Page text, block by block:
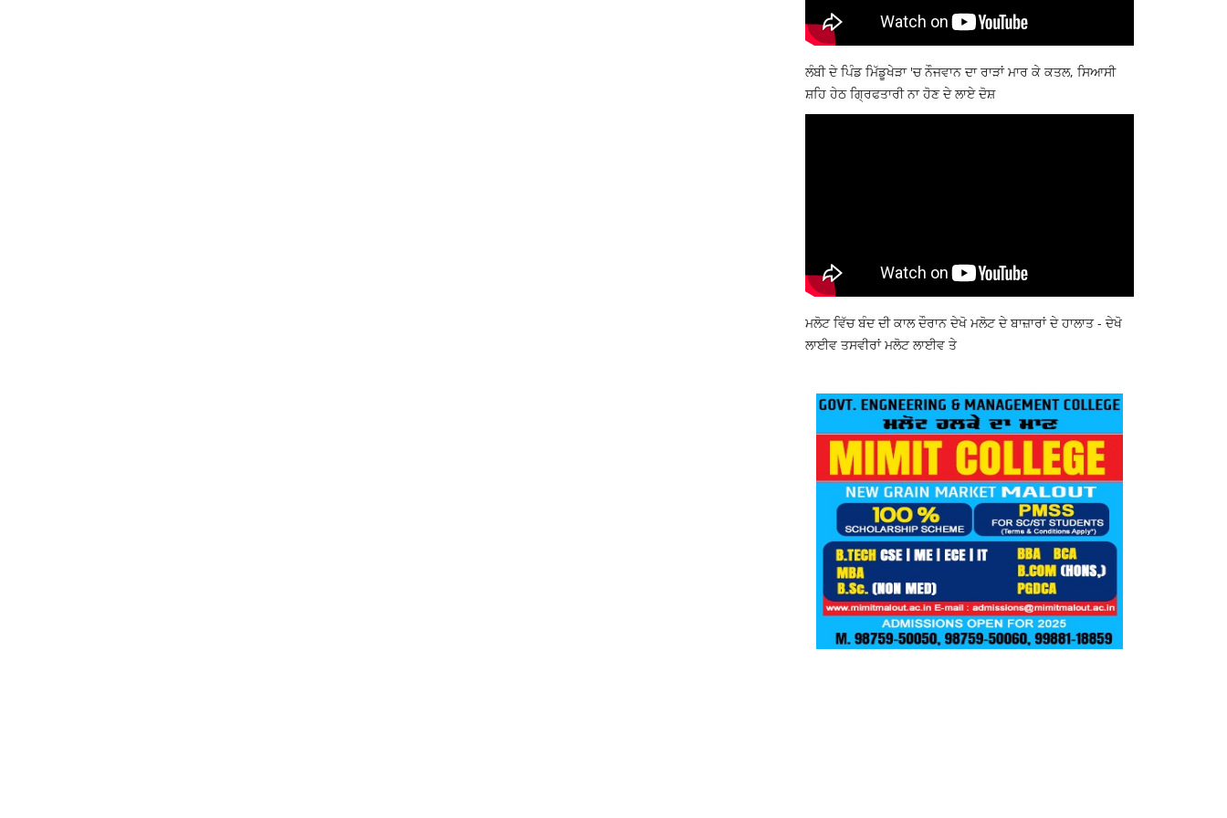
ਲੰਬੀ ਦੇ ਪਿੰਡ ਮਿੱਡੂਖੇੜਾ 'ਚ ਨੌਜਵਾਨ ਦਾ ਰਾੜਾਂ ਮਾਰ ਕੇ ਕਤਲ, ਸਿਆਸੀ
ਸ਼ਹਿ ਹੇਠ ਗ੍ਰਿਫਤਾਰੀ ਨਾ ਹੋਣ ਦੇ ਲਾਏ ਦੋਸ਼
ਮਲੋਟ ਵਿੱਚ ਬੰਦ ਦੀ ਕਾਲ ਦੌਰਾਨ ਦੇਖੋ ਮਲੋਟ ਦੇ ਬਾਜ਼ਾਰਾਂ ਦੇ ਹਾਲਾਤ - ਦੇਖੋ
ਲਾਈਵ ਤਸਵੀਰਾਂ ਮਲੋਟ ਲਾਈਵ ਤੇ